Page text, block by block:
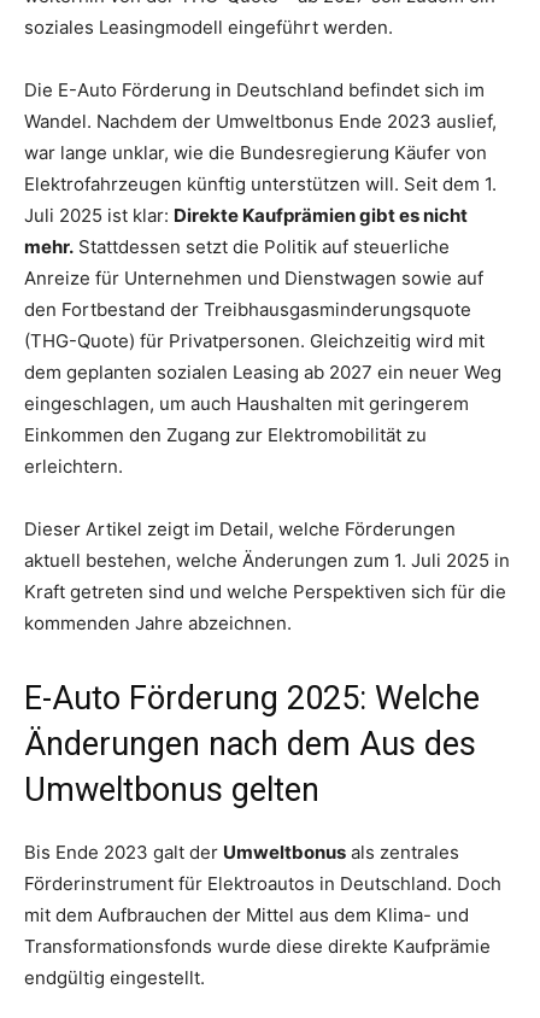
soziales Leasingmodell eingeführt werden.
Die E-Auto Förderung in Deutschland befindet sich im
Wandel. Nachdem der Umweltbonus Ende 2023 auslief,
war lange unklar, wie die Bundesregierung Käufer von
Elektrofahrzeugen künftig unterstützen will. Seit dem 1.
Juli 2025 ist klar: Direkte Kaufprämien gibt es nicht
mehr. Stattdessen setzt die Politik auf steuerliche
Anreize für Unternehmen und Dienstwagen sowie auf
den Fortbestand der Treibhausgasminderungsquote
(THG-Quote) für Privatpersonen. Gleichzeitig wird mit
dem geplanten sozialen Leasing ab 2027 ein neuer Weg
eingeschlagen, um auch Haushalten mit geringerem
Einkommen den Zugang zur Elektromobilität zu
erleichtern.
Dieser Artikel zeigt im Detail, welche Förderungen
aktuell bestehen, welche Änderungen zum 1. Juli 2025 in
Kraft getreten sind und welche Perspektiven sich für die
kommenden Jahre abzeichnen.
E-Auto Förderung 2025: Welche
Änderungen nach dem Aus des
Umweltbonus gelten
Bis Ende 2023 galt der Umweltbonus als zentrales
Förderinstrument für Elektroautos in Deutschland. Doch
mit dem Aufbrauchen der Mittel aus dem Klima- und
Transformationsfonds wurde diese direkte Kaufprämie
endgültig eingestellt.